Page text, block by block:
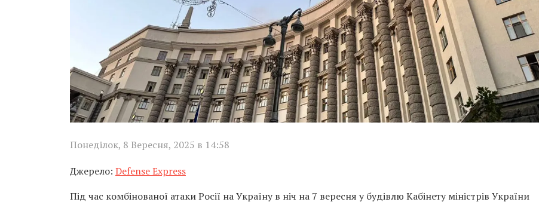
Понеділок, 8 Вересня, 2025 в 14:58
Джерело: Defense Express
Під час комбінованої атаки Росії на Україну в ніч на 7 вересня у будівлю Кабінету міністрів України